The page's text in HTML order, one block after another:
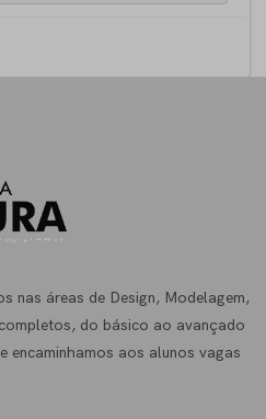
nas áreas de Design, Modelagem,
do básico ao avançado
encaminhamos aos alunos vagas